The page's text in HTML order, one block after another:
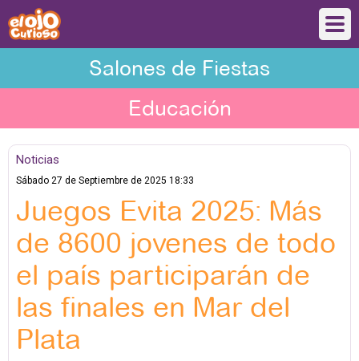
Salones de Fiestas
Educación
Noticias
Sábado 27 de Septiembre de 2025 18:33
Juegos Evita 2025: Más
de 8600 jovenes de todo
el país participarán de
las finales en Mar del
Plata